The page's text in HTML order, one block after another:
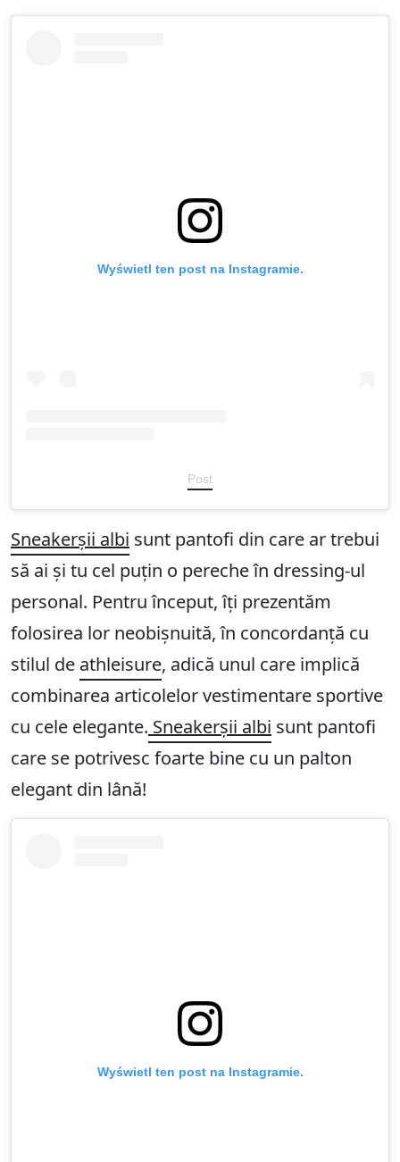
Wyświetl ten post na Instagramie.
Post
Sneakerșii albi sunt pantofi din care ar trebui
să ai și tu cel puțin o pereche în dressing-ul
personal. Pentru început, îți prezentăm
folosirea lor neobișnuită, în concordanță cu
stilul de athleisure, adică unul care implică
combinarea articolelor vestimentare sportive
cu cele elegante. Sneakerșii albi sunt pantofi
care se potrivesc foarte bine cu un palton
elegant din lână!
Wyświetl ten post na Instagramie.